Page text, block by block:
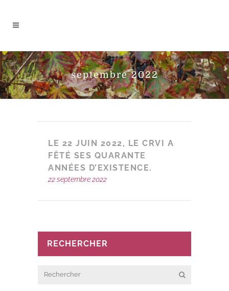
septembre 2022
LE 22 JUIN 2022, LE CRVI A
FÊTÉ SES QUARANTE
ANNÉES D’EXISTENCE.
22 septembre 2022
RECHERCHER